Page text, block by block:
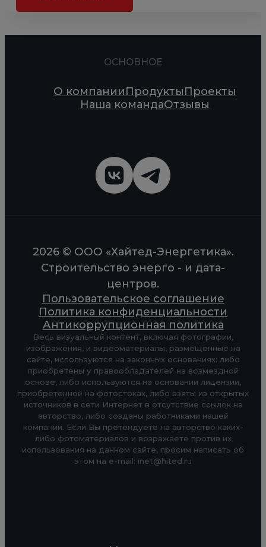
ОСНОВНОЕ
О компанииПродуктыПроекты
Наша командаОтзывы
2026 © ООО «Хайтед-Энергетика».
Строительство энерго - и дата-
центров.
Пользовательское соглашение
Политика конфиденциальности
Антикоррупционная политика
Весь визуальный контент, включая фотографии,
изображения, и видеоматериалы, размещенные на
сайте, используются на законных основаниях: либо
приобретены у правообладателей на возмездной
основе, либо используются на основании лицензии,
приобретенной на фотостоках, либо взяты из открытых
источников в сети Интернет в отсутствие ссылок на
авторство, либо созданы работниками нашей
компании. Если Вы претендуете на авторство каких-
либо фотоматериалов и возражаете против их
использования на данном сайте, просим написать об
этом на e-mail: inet@hited.ru